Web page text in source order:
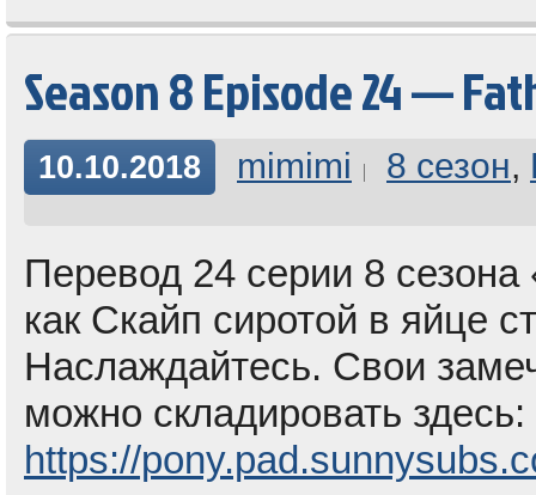
Season 8 Episode 24 —
10.10.2018 mimimi 8 сезон,
Перевод 24 серии 8
как Скайп сиротой в яйце
Наслаждайтесь. Свои
можно складировать здесь:
https://